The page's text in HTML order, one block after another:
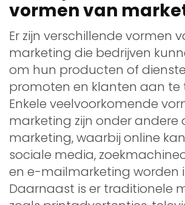
vormen van
Er zijn verschillende vormen
marketing die bedrijven
om hun producten of
promoten en klanten aan te
Enkele veelvoorkomende
marketing zijn onder andere
marketing, waarbij online
sociale media,
en e-mailmarketing worden
Daarnaast is er traditionele